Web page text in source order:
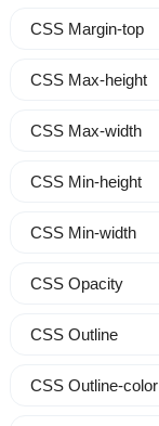
CSS Margin-top
CSS Max-height
CSS Max-width
CSS Min-height
CSS Min-width
CSS Opacity
CSS Outline
CSS Outline-color